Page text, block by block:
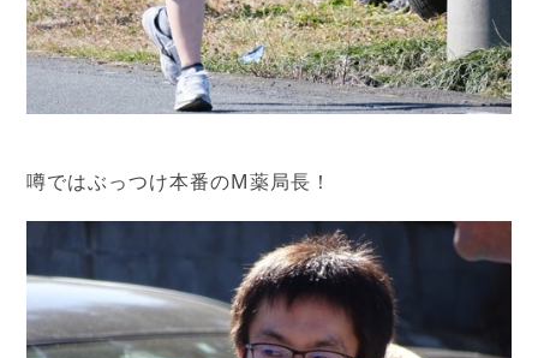
噂ではぶっつけ本番のM薬局長！